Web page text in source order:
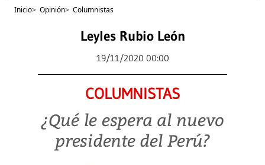
Inicio> Opinión> Columnistas
Leyles Rubio León
19/11/2020 00:00
COLUMNISTAS
¿Qué le espera al nuevo
presidente del Perú?